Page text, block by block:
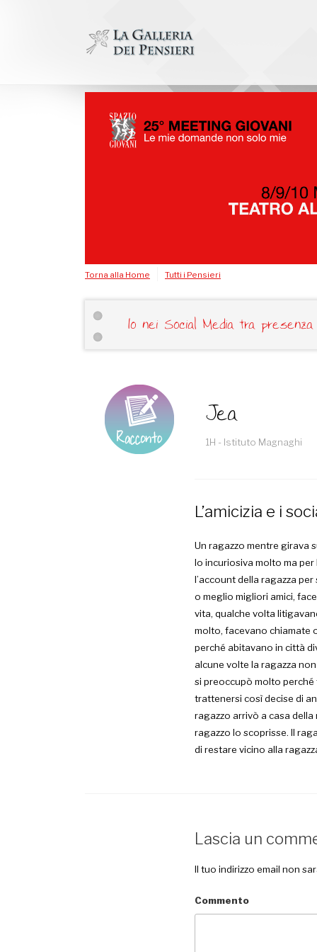
Torna alla Home Tutti i Pensieri
Io nei Social Media tra
Jea
1H - Istituto Magnaghi
L’amicizia e i
Un ragazzo mentre girava
lo incuriosiva molto ma
l’account della ragazza
o meglio migliori amici,
vita, qualche volta
molto, facevano chiamate
perché abitavano in città
alcune volte la ragazza
si preoccupò molto perché
trattenersi così decise di
ragazzo arrivò a casa della
ragazzo lo scoprisse. Il
di restare vicino alla
Lascia un
Il tuo indirizzo email non
Commento